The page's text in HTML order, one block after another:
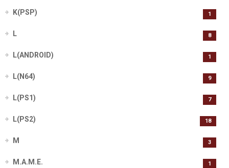
K(PSP) 1
L 8
L(ANDROID) 1
L(N64) 9
L(PS1) 7
L(PS2) 18
M 3
M.A.M.E. 1